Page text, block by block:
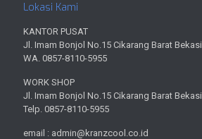
Lokasi Kami
KANTOR PUSAT
Jl. Imam Bonjol No.15 Cikarang Barat Bekasi
WA. 0857-8110-5955
WORK SHOP
Jl. Imam Bonjol No.15 Cikarang Barat Bekasi
Telp. 0857-8110-5955
email : admin@kranzcool.co.id